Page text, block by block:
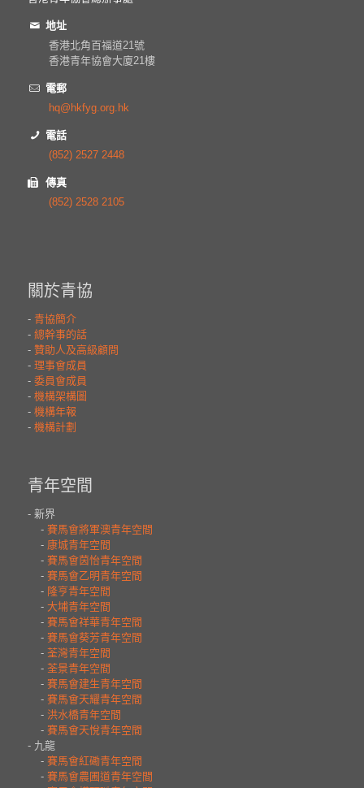
地址
香港北角百福道21號
香港青年協會大廈21樓
電郵
hq@hkfyg.org.hk
電話
(852) 2527 2448
傳真
(852) 2528 2105